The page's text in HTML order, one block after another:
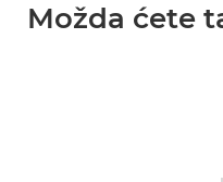
Možda ćete